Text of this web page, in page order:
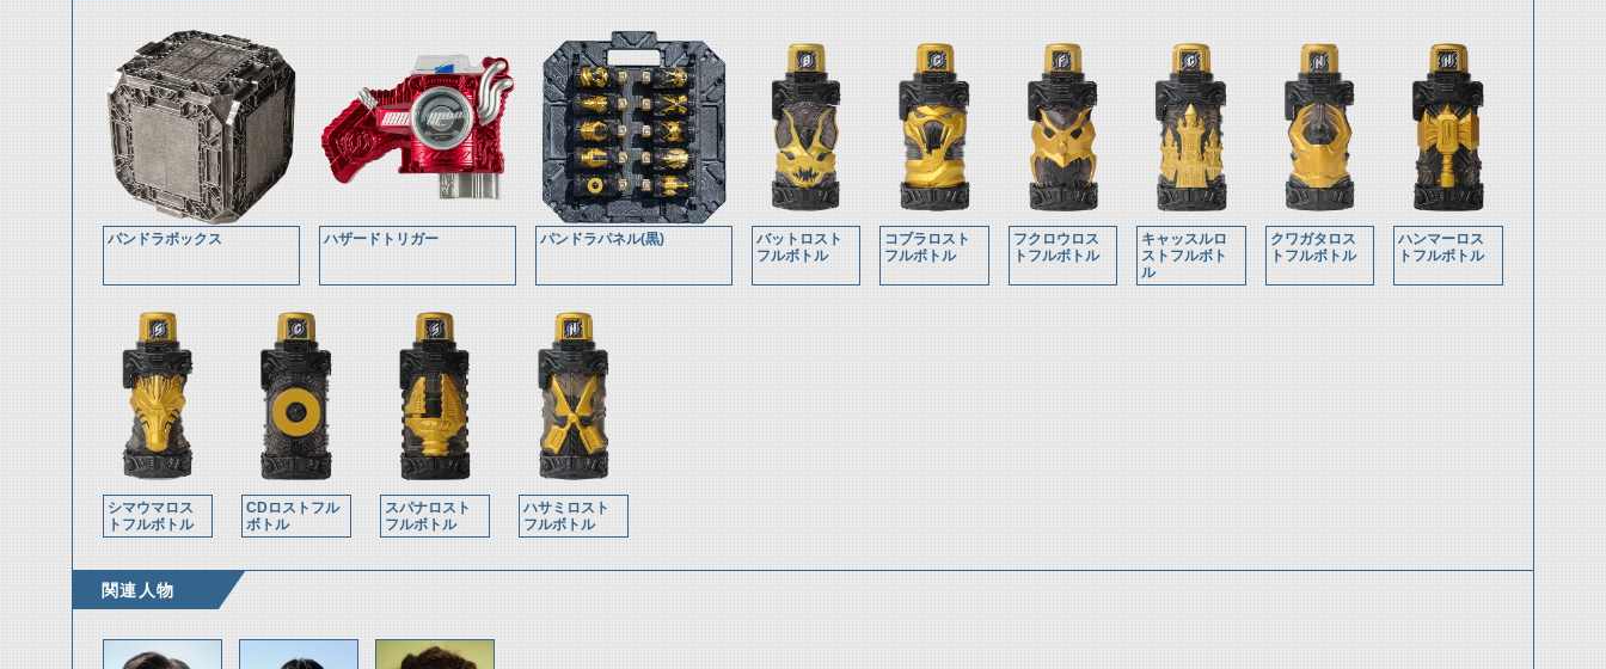
パンドラボックス ハザードトリガー パンドラパネル(黒)
バットロスト
フルボトル
コブラロスト
フルボトル
フクロウロス
トフルボトル
キャッスルロ
ストフルボト
ル
クワガタロス
トフルボトル
ハンマーロス
トフルボトル
シマウマロス
トフルボトル
CDロストフル
ボトル
スパナロスト
フルボトル
ハサミロスト
フルボトル
関連人物